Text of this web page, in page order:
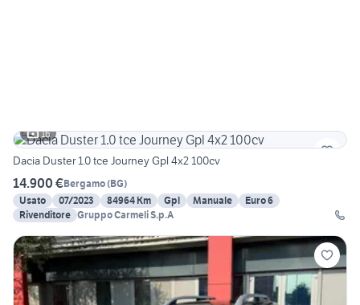
16
Dacia Duster 1.0 tce Journey Gpl 4x2 100cv
14.900 €Bergamo(BG)
Usato
07/2023 84964 Km Gpl Manuale
Euro 6
Rivenditore Gruppo Carmeli S.p.A